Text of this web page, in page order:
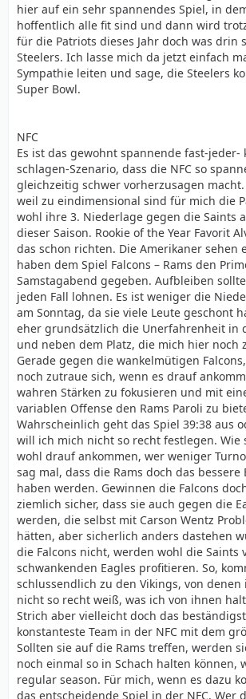
hier auf ein sehr spannendes Spiel, in dem
hoffentlich alle fit sind und dann wird
für die Patriots dieses Jahr doch was drin
Steelers. Ich lasse mich da jetzt einfach
Sympathie leiten und sage, die Steelers
Super Bowl.
NFC
Es ist das gewohnt spannende fast-jeder-
schlagen-Szenario, dass die NFC so
gleichzeitig schwer vorherzusagen
weil zu eindimensional sind für mich die
wohl ihre 3. Niederlage gegen die Saints
dieser Saison. Rookie of the Year Favorit
das schon richten. Die Amerikaner sehen
haben dem Spiel Falcons – Rams den
Samstagabend gegeben. Aufbleiben
jeden Fall lohnen. Es ist weniger die
am Sonntag, da sie viele Leute geschont
eher grundsätzlich die Unerfahrenheit in
und neben dem Platz, die mich hier noch
Gerade gegen die wankelmütigen
noch zutraue sich, wenn es drauf
wahren Stärken zu fokusieren und mit
variablen Offense den Rams Paroli zu
Wahrscheinlich geht das Spiel 39:38 aus
will ich mich nicht so recht festlegen. Wie
wohl drauf ankommen, wer weniger
sag mal, dass die Rams doch das bessere
haben werden. Gewinnen die Falcons
ziemlich sicher, dass sie auch gegen die
werden, die selbst mit Carson Wentz
hätten, aber sicherlich anders dastehen
die Falcons nicht, werden wohl die Saints
schwankenden Eagles profitieren. So,
schlussendlich zu den Vikings, von
nicht so recht weiß, was ich von ihnen
Strich aber vielleicht doch das
konstanteste Team in der NFC mit dem
Sollten sie auf die Rams treffen, werden
noch einmal so in Schach halten können,
regular season. Für mich, wenn es dazu
das entscheidende Spiel in der NFC. Wer